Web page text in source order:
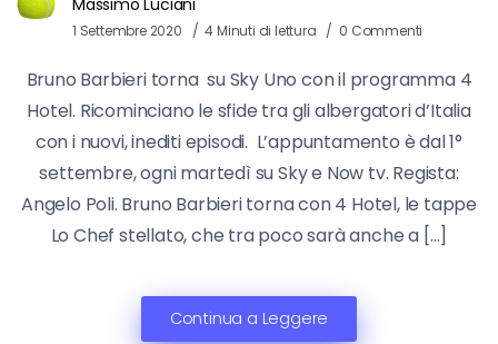
1 Settembre 2020 4 Minuti di lettura 0 Commenti
Bruno Barbieri torna su Sky Uno con il programma 4
Hotel. Ricominciano le sfide tra gli albergatori d’Italia
con i nuovi, inediti episodi. L’appuntamento è dal 1°
settembre, ogni martedì su Sky e Now tv. Regista:
Angelo Poli. Bruno Barbieri torna con 4 Hotel, le tappe
Lo Chef stellato, che tra poco sarà anche a […]
Continua a Leggere